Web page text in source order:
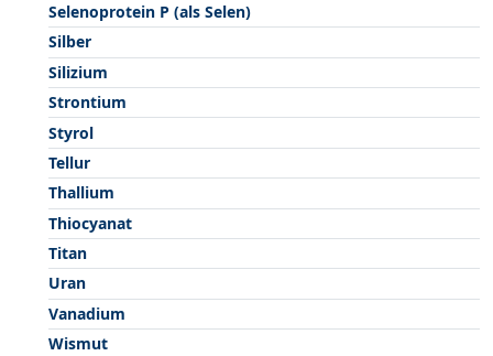
Selenoprotein P (als Selen)
Silber
Silizium
Strontium
Styrol
Tellur
Thallium
Thiocyanat
Titan
Uran
Vanadium
Wismut